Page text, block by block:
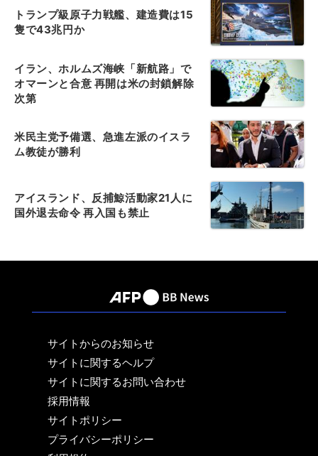
トランプ級原子力戦艦、建造費は15
隻で43兆円か
イラン、ホルムズ海峡「新航路」で
オマーンと合意 再開は米の封鎖解除
次第
米民主党予備選、急進左派のイスラ
ム教徒が勝利
アイスランド、反捕鯨活動家21人に
国外退去命令 再入国も禁止
サイトからのお知らせ
サイトに関するヘルプ
サイトに関するお問い合わせ
採用情報
サイトポリシー
プライバシーポリシー